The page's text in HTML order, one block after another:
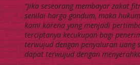
“Jika seseorang membayar zakat
senilai harga gandum, maka
kami karena yang menjadi
terciptanya kecukupan bagi
terwujud dengan penyaluran uang
dapat terwujud dengan